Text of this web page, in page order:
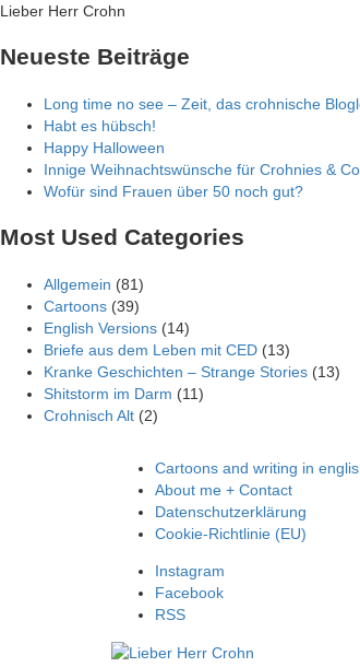
Skip
content
Lieber Herr Crohn
Neueste Beiträge
Long time no see – Zeit, das crohnische
Habt es hübsch!
Happy Halloween
Innige Weihnachtswünsche für Crohnies & Co.
Wofür sind Frauen über 50 noch gut?
Most Used Categories
Allgemein (81)
Cartoons (39)
English Versions (14)
Briefe aus dem Leben mit CED (13)
Kranke Geschichten – Strange Stories (13)
Shitstorm im Darm (11)
Crohnisch Alt (2)
Cartoons and writing in
About me + Contact
Datenschutzerklärung
Cookie-Richtlinie (EU)
Instagram
Facebook
RSS